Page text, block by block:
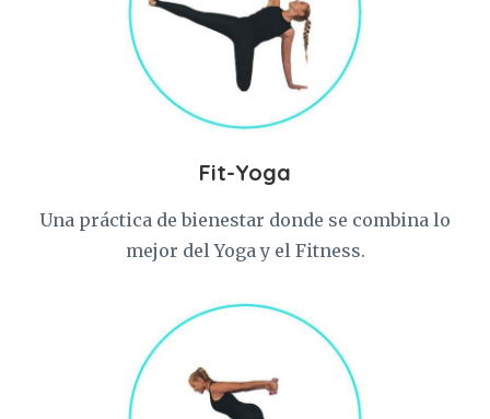
Fit-Yoga
Una práctica de bienestar donde se combina lo
mejor del Yoga y el Fitness.